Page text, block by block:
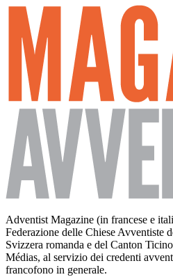
Adventist Magazine (in francese e
Federazione delle Chiese Avventiste
Svizzera romanda e del Canton
Médias, al servizio dei credenti
francofono in generale.